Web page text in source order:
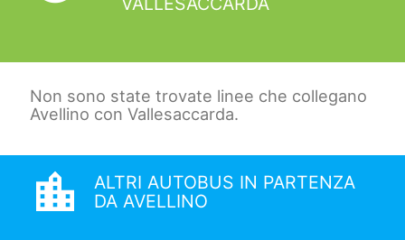
Non sono state trovate linee che collegano
Avellino con Vallesaccarda.
location_city
ALTRI AUTOBUS IN PARTENZA
DA AVELLINO